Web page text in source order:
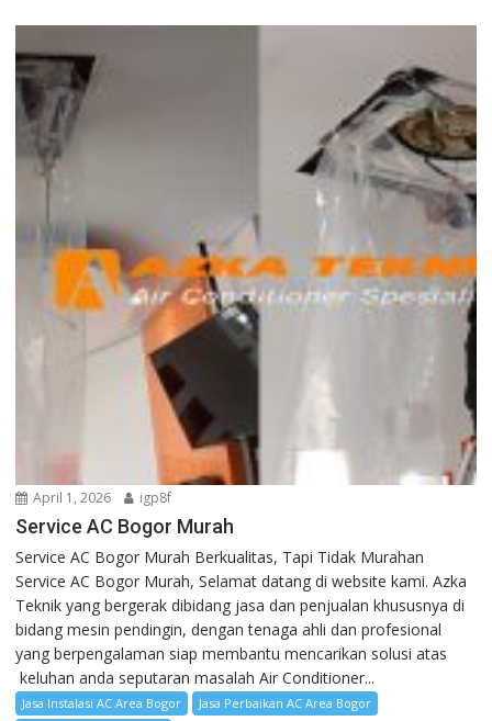
April 1, 2026 igp8f
Service AC Bogor Murah
Service AC Bogor Murah Berkualitas, Tapi Tidak Murahan
Service AC Bogor Murah, Selamat datang di website kami. Azka
Teknik yang bergerak dibidang jasa dan penjualan khususnya di
bidang mesin pendingin, dengan tenaga ahli dan profesional
yang berpengalaman siap membantu mencarikan solusi atas
keluhan anda seputaran masalah Air Conditioner...
Jasa Instalasi AC Area Bogor
Jasa Perbaikan AC Area Bogor